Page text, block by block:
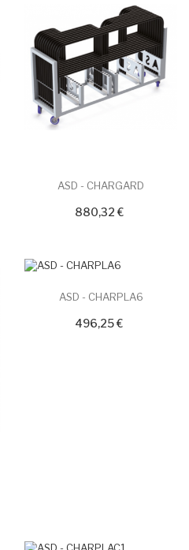
ASD - CHARGARD
880,32 €
ASD - CHARPLA6
496,25 €